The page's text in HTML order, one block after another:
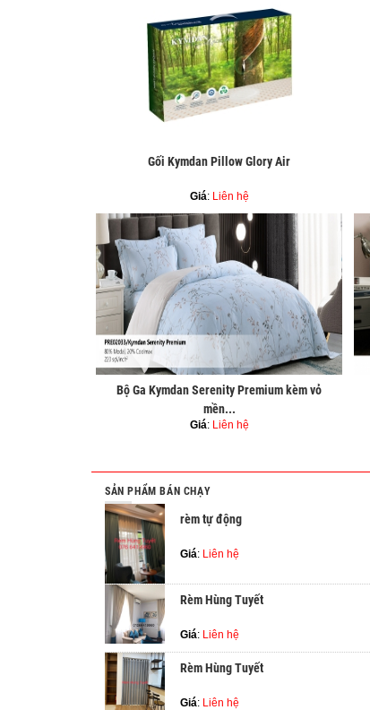
Gối Kymdan Pillow Glory Air
Giá: Liên hệ
Bộ Ga Kymdan Serenity Premium kèm vỏ
mền...
Giá: Liên hệ
SẢN PHẨM BÁN CHẠY
rèm tự động
Giá: Liên hệ
Rèm Hùng Tuyết
Giá: Liên hệ
Rèm Hùng Tuyết
Giá: Liên hệ